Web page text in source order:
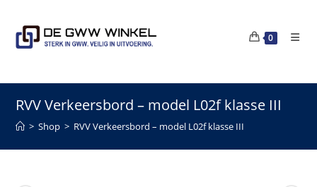
0
RVV Verkeersbord – model L02f klasse III
> Shop > RVV Verkeersbord – model L02f klasse III